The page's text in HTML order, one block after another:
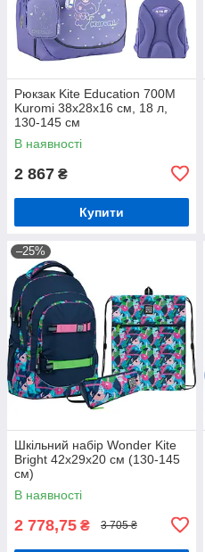
Рюкзак Kite Education 700M
Kuromi 38x28x16 см, 18 л,
130-145 см
В наявності
2 867 ₴
Купити
–25%
Шкільний набір Wonder Kite
Bright 42х29х20 см (130-145
см)
В наявності
2 778,75 ₴ 3 705 ₴